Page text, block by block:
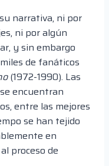
narrativa, ni por
ni por algún
y sin embargo
de fanáticos
(1972-1990). Las
encuentran
entre las mejores
se han tejido
en
proceso de